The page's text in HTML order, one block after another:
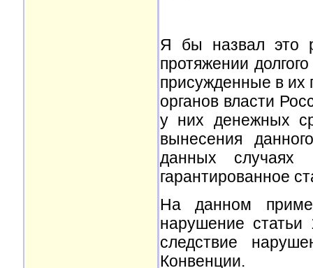
Я бы назвал это
протяжении
присужденные в их
органов власти
у них денежных
вынесения
данных случаях
гарантированное
На данном
нарушение
следствие
Конвенции.